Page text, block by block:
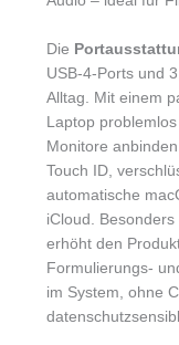
Die
USB-4-Ports und
Alltag. Mit einem
Laptop
Monitore
Touch ID,
automatische
iCloud. Besonders
erhöht den
Formulierungs-
im System, ohne